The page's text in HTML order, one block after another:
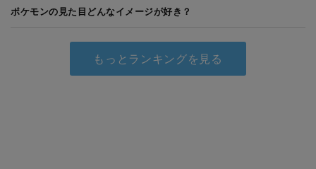
ポケモンの見た目どんなイメージが好き？
もっとランキングを見る